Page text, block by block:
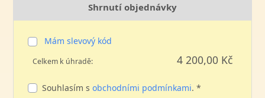
Shrnutí objednávky
Mám slevový kód
Celkem k úhradě: 4 200,00 Kč
Souhlasím sobchodními podmínkami. *